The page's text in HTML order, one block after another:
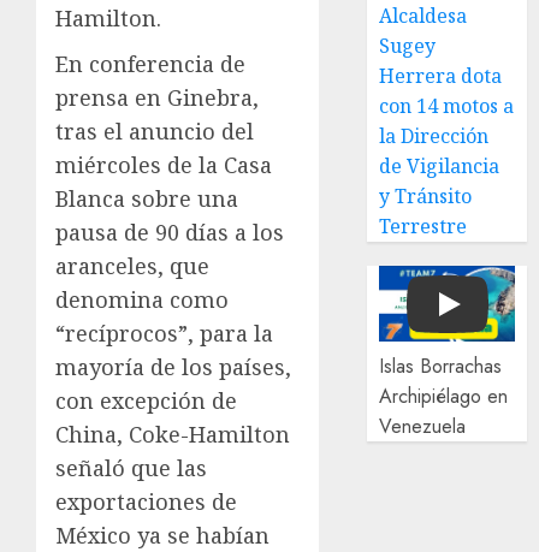
Hamilton.
En conferencia de
prensa en Ginebra,
tras el anuncio del
miércoles de la Casa
Blanca sobre una
pausa de 90 días a los
aranceles, que
denomina como
“recíprocos”, para la
mayoría de los países,
con excepción de
China, Coke-Hamilton
señaló que las
exportaciones de
México ya se habían
Alcaldesa
Sugey
Herrera dota
con 14 motos a
la Dirección
de Vigilancia
y Tránsito
Terrestre
Play
Islas Borrachas
Archipiélago en
Venezuela